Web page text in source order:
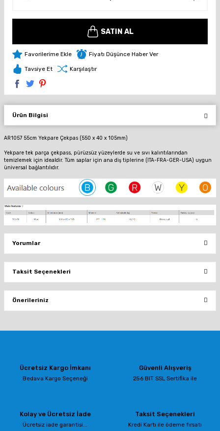
SATIN AL
Fiyatı Düşünce Haber Ver
Tavsiye Et Karşılaştır
Ürün Bilgisi
AR1057 55cm Yekpare Çekpas (550 x 40 x 105mm)
Yekpare tek parça çekpass, pürüzsüz yüzeylerde su ve sıvı kalıntılarından
temizlemek için idealdir. Tüm saplar için ana diş tiplerine (ITA-FRA-GER-USA) uygun
üniversal bağlantılıdır.
Yorumlar
Bu ürüne ilk yorumu siz yapın!
Yorum Yaz
Taksit Seçenekleri
Önerileriniz
Ürün resmi kalitesiz, bozuk veya görüntülenemiyor.
Ürün fiyatı diğer sitelerden daha pahalı.
Ücretsiz Kargo İmkanı
Bedava Kargo Seçeneği
Güvenli Alışveriş
256 BIT SSL Sertifika ile
Kolay ve Ücretsiz İade
Ücretsiz iade garantisi...
Taksit Seçenekleri
Kredi Kartı ile ödeme fırsatı